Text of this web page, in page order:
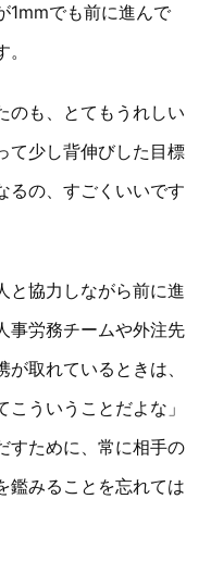
1mmでも前に進んで
のも、とてもうれしい
て少し背伸びした目標
るの、すごくいいです
と協力しながら前に進
事労務チームや外注先
取れているときは、
こういうことだよな」
すために、常に相手の
鑑みることを忘れては